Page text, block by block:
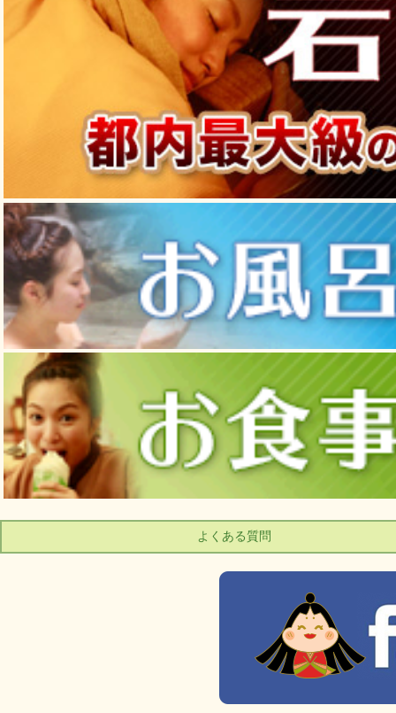
よくある質問